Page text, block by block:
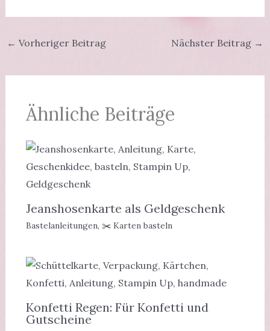
← Vorheriger Beitrag Nächster Beitrag →
Ähnliche Beiträge
Jeanshosenkarte als Geldgeschenk
Bastelanleitungen, ✂️ Karten basteln
Konfetti Regen: Für Konfetti und
Gutscheine